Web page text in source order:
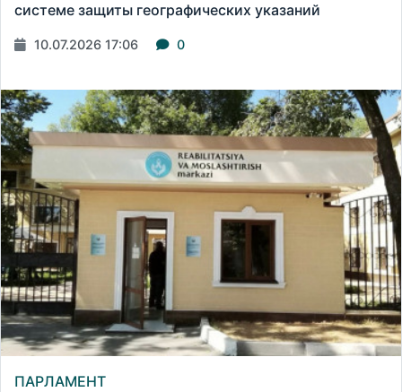
системе защиты географических указаний
10.07.2026 17:06 0
ПАРЛАМЕНТ